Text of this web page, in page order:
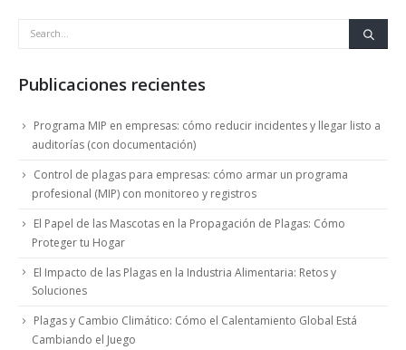
Publicaciones recientes
Programa MIP en empresas: cómo reducir incidentes y llegar listo a
auditorías (con documentación)
Control de plagas para empresas: cómo armar un programa
profesional (MIP) con monitoreo y registros
El Papel de las Mascotas en la Propagación de Plagas: Cómo
Proteger tu Hogar
El Impacto de las Plagas en la Industria Alimentaria: Retos y
Soluciones
Plagas y Cambio Climático: Cómo el Calentamiento Global Está
Cambiando el Juego